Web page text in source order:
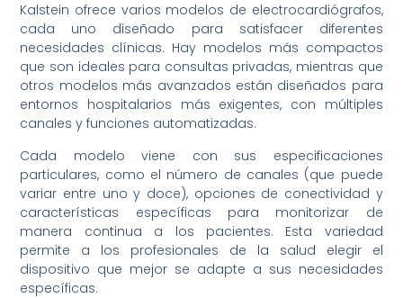
Kalstein ofrece varios modelos de electrocardiógrafos,
cada uno diseñado para satisfacer diferentes
necesidades clínicas. Hay modelos más compactos
que son ideales para consultas privadas, mientras que
otros modelos más avanzados están diseñados para
entornos hospitalarios más exigentes, con múltiples
canales y funciones automatizadas.
Cada modelo viene con sus especificaciones
particulares, como el número de canales (que puede
variar entre uno y doce), opciones de conectividad y
características específicas para monitorizar de
manera continua a los pacientes. Esta variedad
permite a los profesionales de la salud elegir el
dispositivo que mejor se adapte a sus necesidades
específicas.